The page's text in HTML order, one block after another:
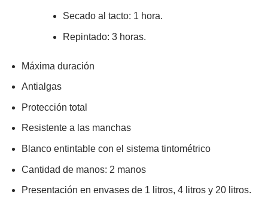
Secado al tacto: 1 hora.
Repintado: 3 horas.
Máxima duración
Antialgas
Protección total
Resistente a las manchas
Blanco entintable con el sistema tintométrico
Cantidad de manos: 2 manos
Presentación en envases de 1 litros, 4 litros y 20 litros.